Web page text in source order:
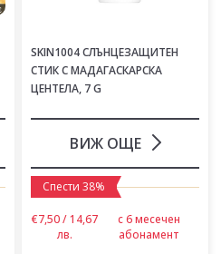
SKIN1004 СЛЪНЦЕЗАЩИТЕН
СТИК С МАДАГАСКАРСКА
ЦЕНТЕЛА, 7 G
ВИЖ ОЩЕ
Спести 38%
€7,50 / 14,67
лв.
с 6 месечен
абонамент